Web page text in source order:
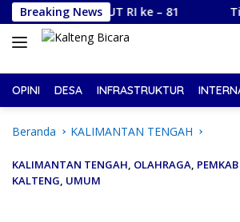
Langsung
ke
konten
Breaking News
HUT RI ke – 81 Tim PkM
OPINI DESA INFRASTRUKTUR
Beranda KALIMANTAN TENGAH
KALIMANTAN TENGAH, OLAHRAGA,
KALTENG, UMUM